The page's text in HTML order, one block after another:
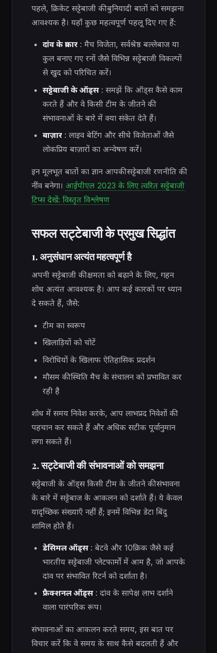
पहले, क्रिकेट सट्टेबाजी की बुनियादी बातों को समझना
आवश्यक है। यहाँ कुछ महत्वपूर्ण पहलू दिए गए हैं:
दांव के प्रकार: मैच विजेता, सर्वश्रेष्ठ बल्लेबाज या
कुल बनाए गए रनों जैसे विभिन्न सट्टेबाजी विकल्पों
से खुद को परिचित करें।
सट्टेबाजी के ऑड्स: समझें कि ऑड्स कैसे काम
करते हैं और वे किसी टीम के जीतने की
संभावनाओं के बारे में क्या संकेत देते हैं।
बाज़ार: लाइव बेटिंग और सीधे विजेताओं जैसे
लोकप्रिय बाज़ारों का अन्वेषण करें।
इन मूलभूत बातों का ज्ञान आपकी सट्टेबाजी रणनीति की
नींव बनेगा। आईपीएल 2023 के लिए त्वरित सट्टेबाजी
टिप्स देखें: विस्तृत विश्लेषण
सफल सट्टेबाजी के प्रमुख सिद्धांत
1. अनुसंधान अत्यंत महत्वपूर्ण है
अपनी सट्टेबाजी की क्षमता को बढ़ाने के लिए, गहन
शोध अत्यंत आवश्यक है। आप कई कारकों पर ध्यान
दे सकते हैं, जैसे:
टीम का स्वरूप
खिलाड़ियों को चोटें
विरोधियों के खिलाफ ऐतिहासिक प्रदर्शन
मौसम की स्थिति मैच के संचालन को प्रभावित कर
रही है
शोध में समय निवेश करके, आप लाभप्रद निवेशों की
पहचान कर सकते हैं और अधिक सटीक पूर्वानुमान
लगा सकते हैं।
2. सट्टेबाजी की संभावनाओं को समझना
सट्टेबाजी के ऑड्स किसी टीम के जीतने की संभावना
के बारे में सट्टेबाज के आकलन को दर्शाते हैं। ये केवल
यादृच्छिक संख्याएँ नहीं हैं; इनमें विभिन्न डेटा बिंदु
शामिल होते हैं।
डेसिमल ऑड्स: बेटवे और 10क्रिक जैसे कई
भारतीय सट्टेबाजी प्लेटफार्मों में आम है, जो आपके
दांव पर संभावित रिटर्न को दर्शाता है।
फ्रैक्शनल ऑड्स: दांव के सापेक्ष लाभ दर्शाने
वाला पारंपरिक रूप।
संभावनाओं का आकलन करते समय, इस बात पर
विचार करें कि वे समय के साथ कैसे बदलती हैं और